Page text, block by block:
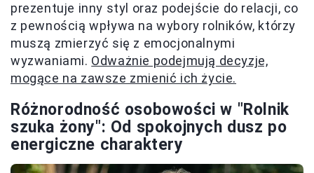
prezentuje inny styl oraz podejście do relacji, co
z pewnością wpływa na wybory rolników, którzy
muszą zmierzyć się z emocjonalnymi
wyzwaniami. Odważnie podejmują decyzje,
mogące na zawsze zmienić ich życie.
Różnorodność osobowości w "Rolnik
szuka żony": Od spokojnych dusz po
energiczne charaktery